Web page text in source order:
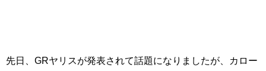
先日、GRヤリスが発表されて話題になりましたが、カロー